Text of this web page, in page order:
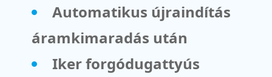
Automatikus újraindítás
áramkimaradás után
Iker forgódugattyús